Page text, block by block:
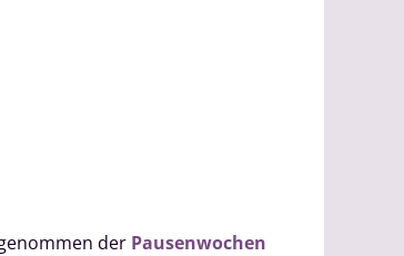
der Pausenwochen